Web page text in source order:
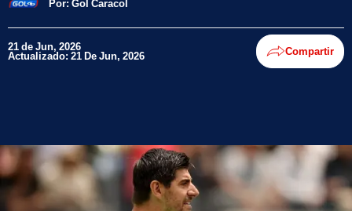
Por: Gol Caracol
21 de Jun, 2026
Actualizado: 21 De Jun, 2026 Compartir